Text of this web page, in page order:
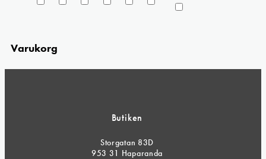
Varukorg
Butiken
Storgatan 83D
953 31 Haparanda